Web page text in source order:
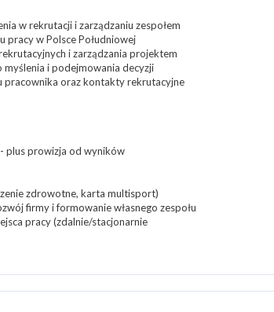
w rekrutacji i zarządzaniu zespołem
pracy w Polsce Południowej
i zarządzania projektem
i podejmowania decyzji
pracownika oraz kontakty rekrutacyjne
plus prowizja od wyników
zdrowotne, karta multisport)
firmy i formowanie własnego zespołu
pracy (zdalnie/stacjonarnie